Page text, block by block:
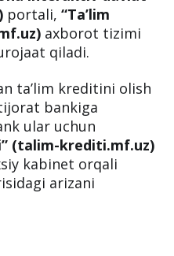
portali, “Ta’lim
axborot tizimi
qiladi.
ta’lim kreditini olish
tijorat bankiga
ular uchun
(talim-krediti.mf.uz)
kabinet orqali
arizani